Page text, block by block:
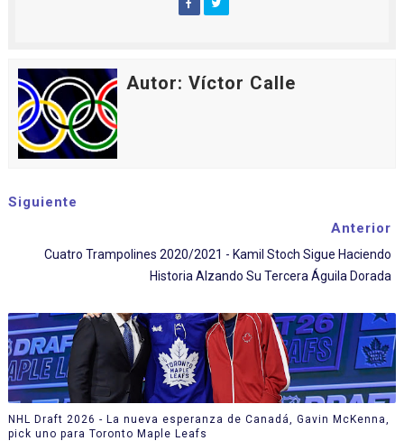
Autor: Víctor Calle
Siguiente
Anterior
Cuatro Trampolines 2020/2021 - Kamil Stoch Sigue Haciendo
Historia Alzando Su Tercera Águila Dorada
NHL Draft 2026 - La nueva esperanza de Canadá, Gavin McKenna,
pick uno para Toronto Maple Leafs